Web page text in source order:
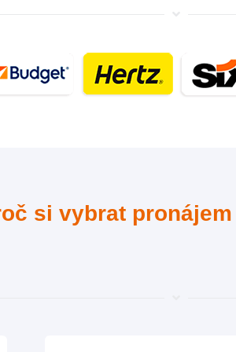
si vybrat